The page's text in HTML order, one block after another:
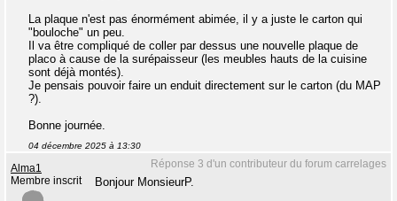
La plaque n'est pas énormément abimée, il y a juste le carton qui
"bouloche" un peu.
Il va être compliqué de coller par dessus une nouvelle plaque de
placo à cause de la surépaisseur (les meubles hauts de la cuisine
sont déjà montés).
Je pensais pouvoir faire un enduit directement sur le carton (du MAP
?).
Bonne journée.
04 décembre 2025 à 13:30
Réponse 3 d'un contributeur du forum carrelages
Alma1
Membre inscrit
Bonjour MonsieurP.